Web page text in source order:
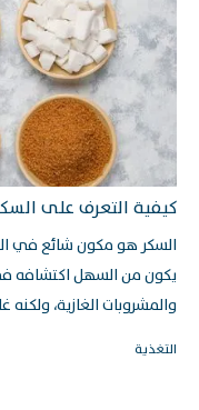
كيفية التعرف على
السكر هو مكون شائع في
يكون من السهل اكتشافه
والمشروبات الغازية،
التغذية